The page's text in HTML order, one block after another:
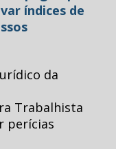
índices de
da
Trabalhista
perícias